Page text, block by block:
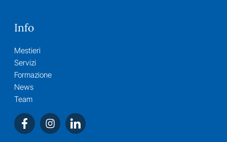
Info
Mestieri
Servizi
Formazione
News
Team